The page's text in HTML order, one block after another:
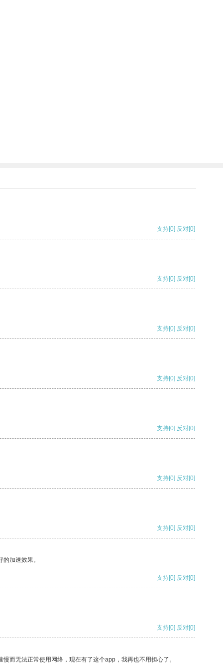
支持[0] 反对[0]
支持[0] 反对[0]
支持[0] 反对[0]
支持[0] 反对[0]
支持[0] 反对[0]
支持[0] 反对[0]
支持[0] 反对[0]
加速效果。
支持[0] 反对[0]
支持[0] 反对[0]
而无法正常使用网络，现在有了这个app，我再也不用担心了。